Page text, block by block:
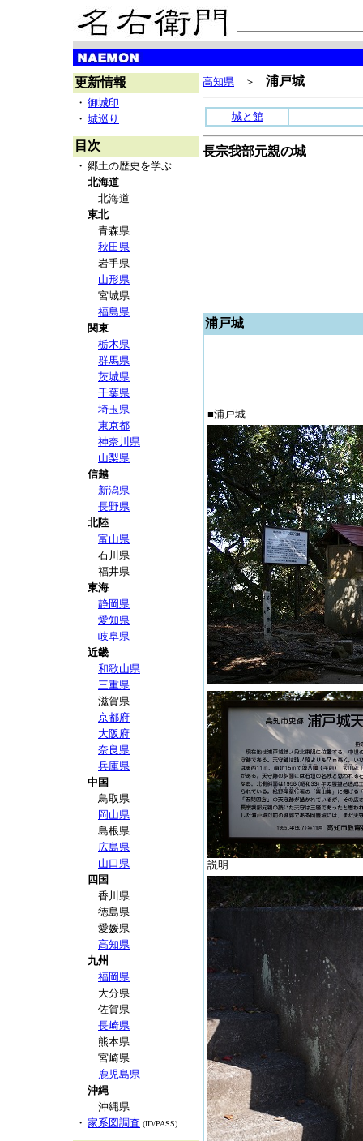
更新情報
・ 御城印
・ 城巡り
目次
・ 郷土の歴史を学ぶ
北海道
北海道
東北
青森県
秋田県
岩手県
山形県
宮城県
福島県
関東
栃木県
群馬県
茨城県
千葉県
埼玉県
東京都
神奈川県
山梨県
信越
新潟県
長野県
北陸
富山県
石川県
福井県
東海
静岡県
愛知県
岐阜県
近畿
和歌山県
三重県
滋賀県
京都府
大阪府
奈良県
兵庫県
中国
鳥取県
岡山県
島根県
広島県
山口県
四国
香川県
徳島県
愛媛県
高知県
九州
福岡県
大分県
佐賀県
長崎県
熊本県
宮崎県
鹿児島県
沖縄
沖縄県
・ 家系図調査 (ID/PASS)
高知県 ＞ 浦戸城
城と館
長宗我部元親の城
浦戸城
■浦戸城
説明